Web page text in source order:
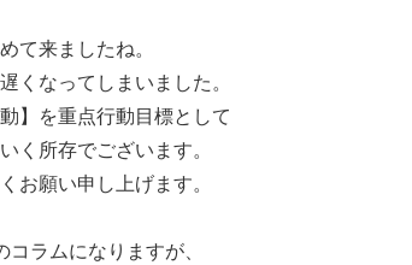
て来ましたね。
くなってしまいました。
】を重点行動目標として
く所存でございます。
お願い申し上げます。
ラムになりますが、